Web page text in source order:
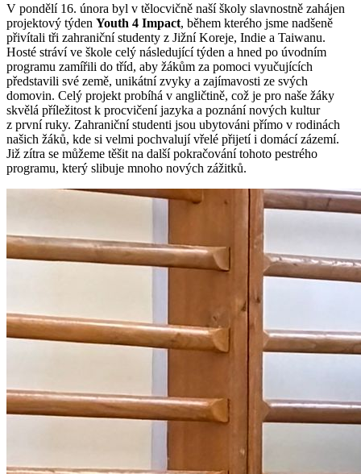
V pondělí 16. února byl v tělocvičně naší školy slavnostně zahájen
projektový týden Youth 4 Impact, během kterého jsme nadšeně
přivítali tři zahraniční studenty z Jižní Koreje, Indie a Taiwanu.
Hosté stráví ve škole celý následující týden a hned po úvodním
programu zamířili do tříd, aby žákům za pomoci vyučujících
představili své země, unikátní zvyky a zajímavosti ze svých
domovin. Celý projekt probíhá v angličtině, což je pro naše žáky
skvělá příležitost k procvičení jazyka a poznání nových kultur
z první ruky. Zahraniční studenti jsou ubytováni přímo v rodinách
našich žáků, kde si velmi pochvalují vřelé přijetí i domácí zázemí.
Již zítra se můžeme těšit na další pokračování tohoto pestrého
programu, který slibuje mnoho nových zážitků.